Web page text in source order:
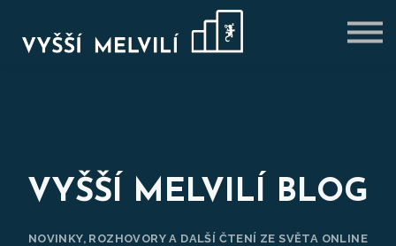
VÝHODNÉ BALÍČKY
BLOG
VYŠŠÍ MELVILÍ BLOG
NOVINKY, ROZHOVORY A DALŠÍ ČTENÍ ZE SVĚTA ONLINE